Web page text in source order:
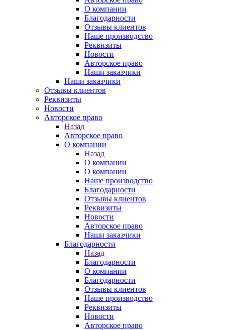
О компании
Благодарности
Отзывы клиентов
Наше производство
Реквизиты
Новости
Авторское право
Наши заказчики
Наши заказчики
Отзывы клиентов
Реквизиты
Новости
Авторское право
Назад
Авторское право
О компании
Назад
О компании
О компании
Наше производство
Благодарности
Отзывы клиентов
Реквизиты
Новости
Авторское право
Наши заказчики
Благодарности
Назад
Благодарности
О компании
Благодарности
Отзывы клиентов
Наше производство
Реквизиты
Новости
Авторское право